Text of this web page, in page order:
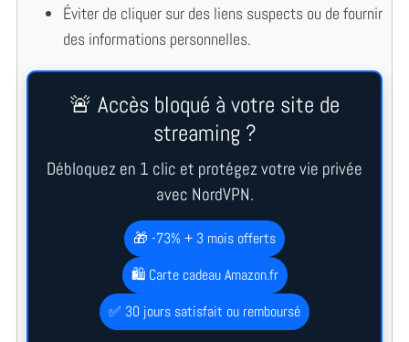
Éviter de cliquer sur des liens suspects ou de fournir
des informations personnelles.
🚨 Accès bloqué à votre site de
streaming ?
Débloquez en 1 clic et protégez votre vie privée
avec NordVPN.
🎁 -73% + 3 mois offerts
🛍️ Carte cadeau Amazon.fr
✅ 30 jours satisfait ou remboursé